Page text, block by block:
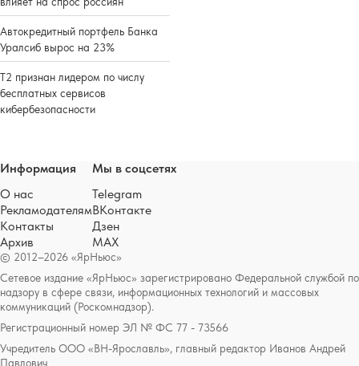
Автокредитный портфель Банка
Уралсиб вырос на 23%
Т2 признан лидером по числу
бесплатных сервисов
кибербезопасности
© 2012–2026 «ЯрНьюс»
Сетевое издание «ЯрНьюс» зарегистрировано Федеральной службой по
надзору в сфере связи, информационных технологий и массовых
коммуникаций (Роскомнадзор).
Регистрационный номер ЭЛ № ФС 77 - 73566
Учредитель ООО «ВН-Ярославль», главный редактор Иванов Андрей
Павлович
Информация
О нас
Рекламодателям
Контакты
Архив
Мы в соцсетях
Telegram
ВКонтакте
Дзен
MAX